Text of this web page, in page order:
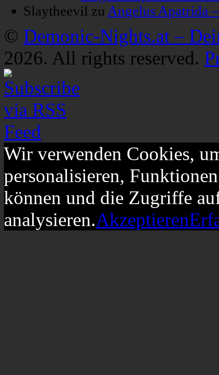
Slaytheevil zu Angelus Apatrida
© Demonic-Nights.at –
2026. All rights reserved.
Wir verwenden Cookies,
personalisieren,
können und die Zugriffe
analysieren.Akzeptieren